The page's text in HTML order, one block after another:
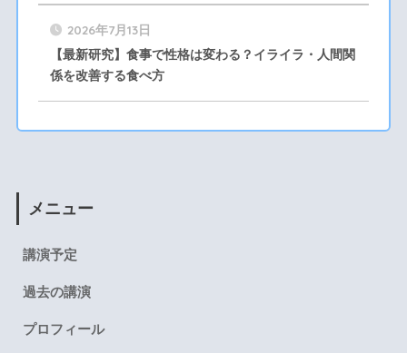
2026年7月13日
【最新研究】食事で性格は変わる？イライラ・人間関
係を改善する食べ方
メニュー
講演予定
過去の講演
プロフィール